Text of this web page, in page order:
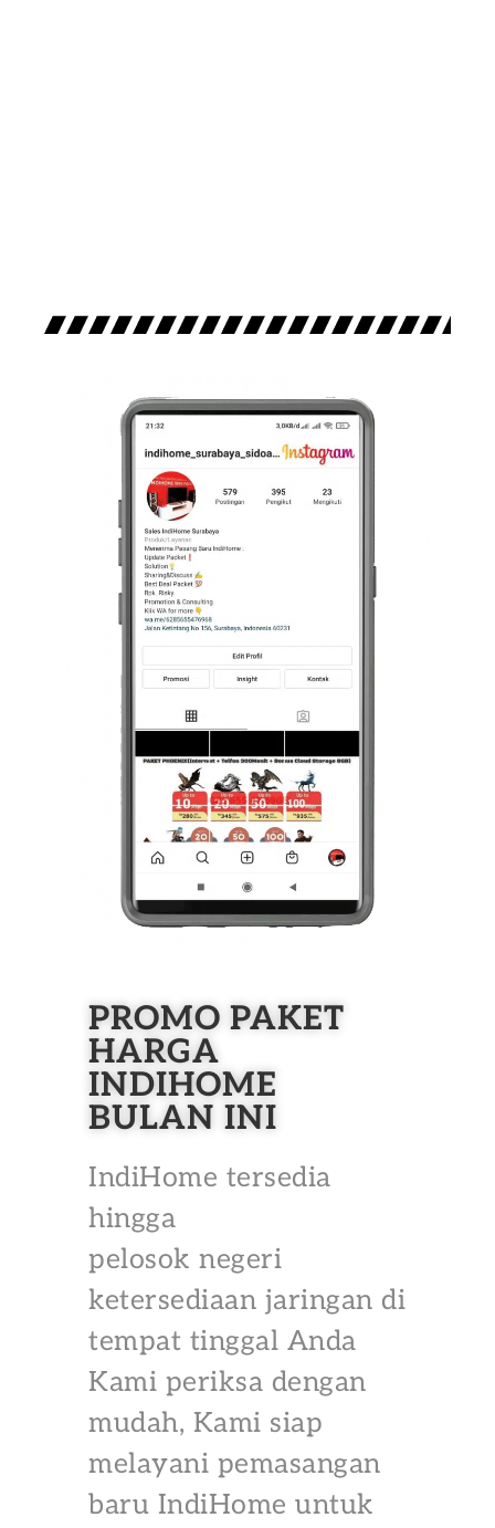
PROMO PAKET
HARGA
INDIHOME
BULAN INI
IndiHome tersedia
hingga
pelosok negeri
ketersediaan jaringan di
tempat tinggal Anda
Kami periksa dengan
mudah, Kami siap
melayani pemasangan
baru IndiHome untuk